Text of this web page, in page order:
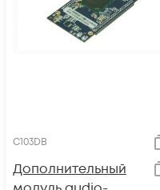
C103DB
Дополнительный